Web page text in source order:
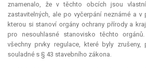
znamenalo, že v těchto obcích jsou
zastavitelných, ale po vyčerpání neznámé a v
kterou si stanoví orgány ochrany přírody a
pro nesouhlasné stanovisko těchto
všechny prvky regulace, které byly zrušeny,
souladné s § 43 stavebního zákona.